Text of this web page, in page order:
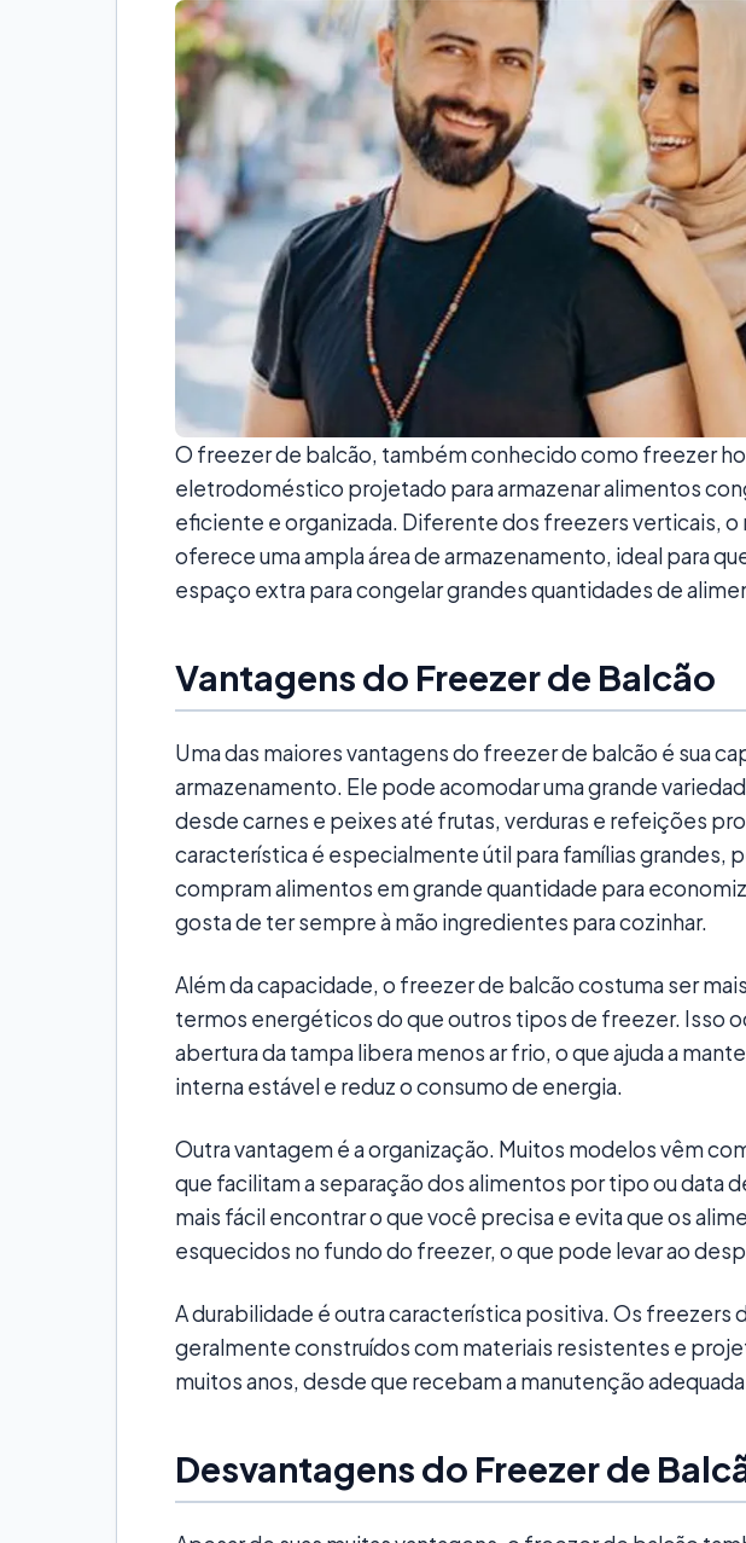
O freezer de balcão, também conhecido como freezer
eletrodoméstico projetado para armazenar alimentos
eficiente e organizada. Diferente dos freezers verticais, o
oferece uma ampla área de armazenamento, ideal para
espaço extra para congelar grandes quantidades de
Vantagens do Freezer de Balcão
Uma das maiores vantagens do freezer de balcão é sua
armazenamento. Ele pode acomodar uma grande
desde carnes e peixes até frutas, verduras e refeições
característica é especialmente útil para famílias grandes,
compram alimentos em grande quantidade para
gosta de ter sempre à mão ingredientes para cozinhar.
Além da capacidade, o freezer de balcão costuma ser
termos energéticos do que outros tipos de freezer. Isso
abertura da tampa libera menos ar frio, o que ajuda a
interna estável e reduz o consumo de energia.
Outra vantagem é a organização. Muitos modelos vêm
que facilitam a separação dos alimentos por tipo ou data
mais fácil encontrar o que você precisa e evita que os
esquecidos no fundo do freezer, o que pode levar ao
A durabilidade é outra característica positiva. Os freezers
geralmente construídos com materiais resistentes e
muitos anos, desde que recebam a manutenção
Desvantagens do Freezer de